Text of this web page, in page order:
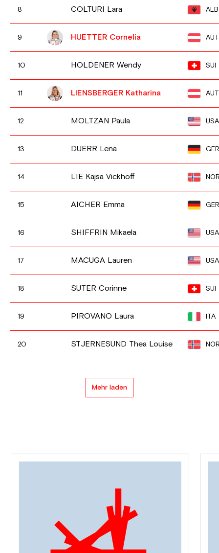
8 COLTURI Lara ALB
9 HUETTER Cornelia AUT
10 HOLDENER Wendy SUI
11 LIENSBERGER Katharina AUT
12 MOLTZAN Paula USA
13 DUERR Lena GER
14 LIE Kajsa Vickhoff
15 AICHER Emma GER
16 SHIFFRIN Mikaela USA
17 MACUGA Lauren USA
18 SUTER Corinne SUI
19 PIROVANO Laura ITA
20 STJERNESUND Thea Louise
Mehr laden